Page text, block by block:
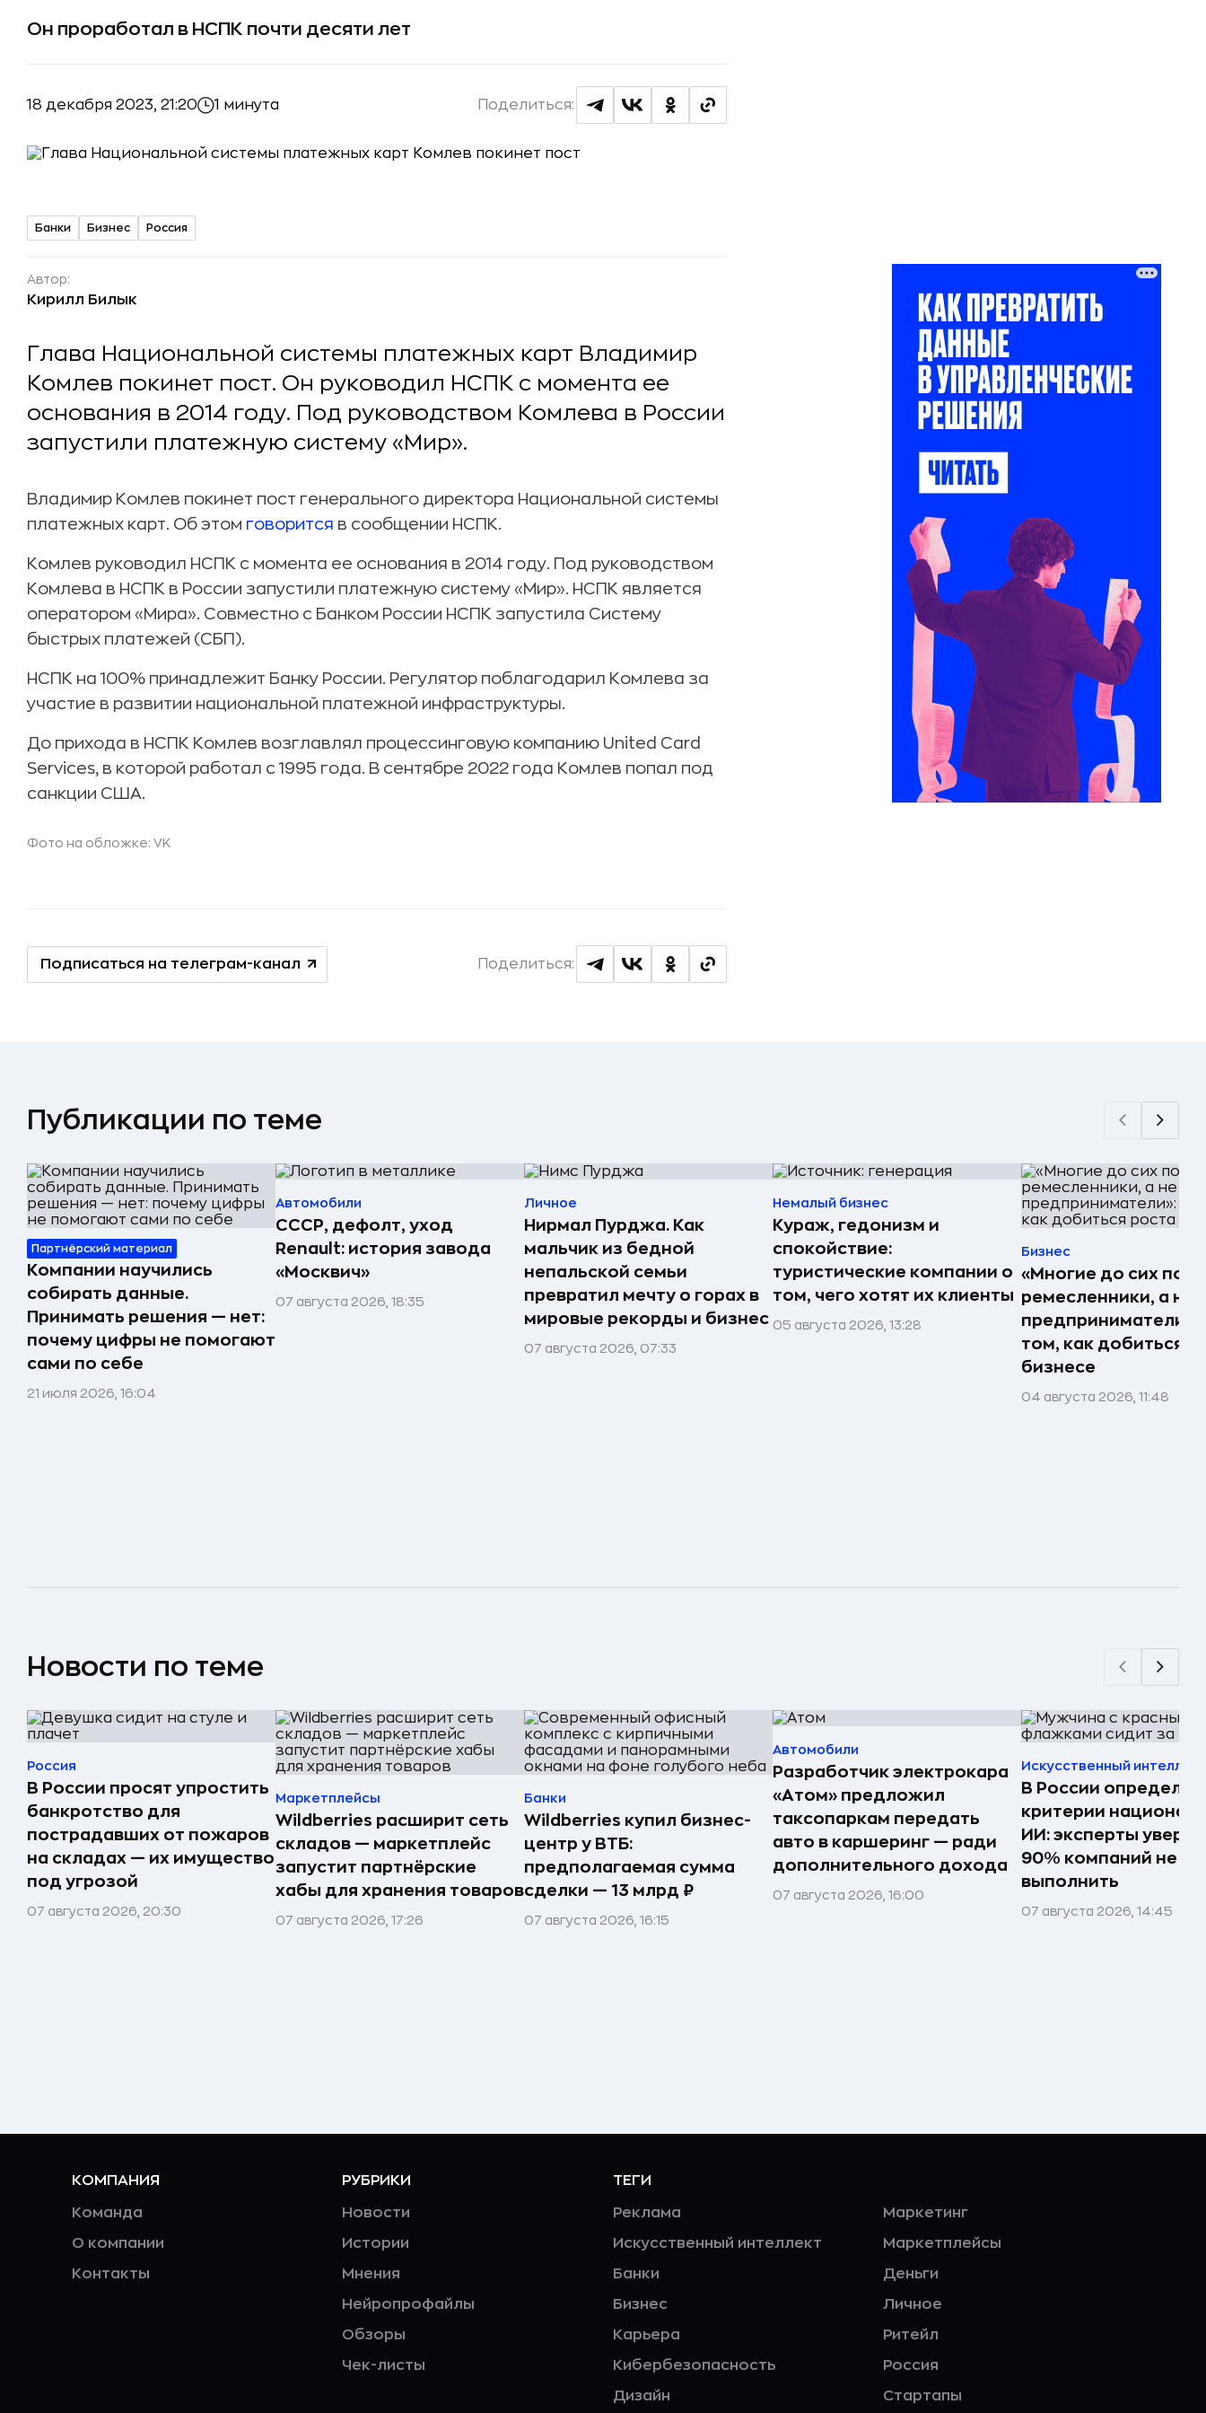
Он проработал в НСПК почти десяти лет
18 декабря 2023, 21:20 1 минута Поделиться:
Банки Бизнес Россия
Автор:
Кирилл Билык
Глава Национальной системы платежных карт Владимир
Комлев покинет пост. Он руководил НСПК с момента ее
основания в 2014 году. Под руководством Комлева в России
запустили платежную систему «Мир».
Владимир Комлев покинет пост генерального директора Национальной системы
платежных карт. Об этом говорится в сообщении НСПК.
Комлев руководил НСПК с момента ее основания в 2014 году. Под руководством
Комлева в НСПК в России запустили платежную систему «Мир». НСПК является
оператором «Мира». Совместно с Банком России НСПК запустила Систему
быстрых платежей (СБП).
НСПК на 100% принадлежит Банку России. Регулятор поблагодарил Комлева за
участие в развитии национальной платежной инфраструктуры.
До прихода в НСПК Комлев возглавлял процессинговую компанию United Card
Services, в которой работал с 1995 года. В сентябре 2022 года Комлев попал под
санкции США.
Фото на обложке: VK
Подписаться на телеграм-канал Поделиться:
Публикации по теме
Партнёрский материал
Компании научились
собирать данные.
Принимать решения — нет:
почему цифры не помогают
сами по себе
21 июля 2026, 16:04
Автомобили
СССР, дефолт, уход
Renault: история завода
«Москвич»
07 августа 2026, 18:35
Личное
Нирмал Пурджа. Как
мальчик из бедной
непальской семьи
превратил мечту о горах в
мировые рекорды и бизнес
07 августа 2026, 07:33
Немалый бизнес
Кураж, гедонизм и
спокойствие:
туристические компании о
том, чего хотят их клиенты
05 августа 2026, 13:28
Бизнес
«Многие до сих пор
ремесленники, а не
предприниматели»:
том, как добиться
бизнесе
04 августа 2026, 11:48
Новости по теме
Россия
В России просят упростить
банкротство для
пострадавших от пожаров
на складах — их имущество
под угрозой
07 августа 2026, 20:30
Маркетплейсы
Wildberries расширит сеть
складов — маркетплейс
запустит партнёрские
хабы для хранения товаров
07 августа 2026, 17:26
Банки
Wildberries купил бизнес-
центр у ВТБ:
предполагаемая сумма
сделки — 13 млрд ₽
07 августа 2026, 16:15
Автомобили
Разработчик электрокара
«Атом» предложил
таксопаркам передать
авто в каршеринг — ради
дополнительного дохода
07 августа 2026, 16:00
Искусственный
В России
критерии
ИИ: эксперты
90% компаний не
выполнить
07 августа 2026, 14:45
КОМПАНИЯ
Команда
О компании
Контакты
РУБРИКИ
Новости
Истории
Мнения
Нейропрофайлы
Обзоры
Чек-листы
ТЕГИ
Реклама
Искусственный интеллект
Банки
Бизнес
Карьера
Кибербезопасность
Дизайн
Маркетинг
Маркетплейсы
Деньги
Личное
Ритейл
Россия
Стартапы